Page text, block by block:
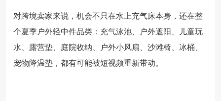
对跨境卖家来说，机会不只在水上充气床本身，还在整
个夏季户外轻中件品类：充气泳池、户外遮阳、儿童玩
水、露营垫、庭院收纳、户外小风扇、沙滩椅、冰桶、
宠物降温垫，都有可能被短视频重新带动。